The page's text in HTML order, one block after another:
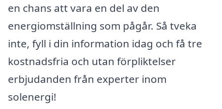
en chans att vara en del av den
energiomställning som pågår. Så tveka
inte, fyll i din information idag och få tre
kostnadsfria och utan förpliktelser
erbjudanden från experter inom
solenergi!